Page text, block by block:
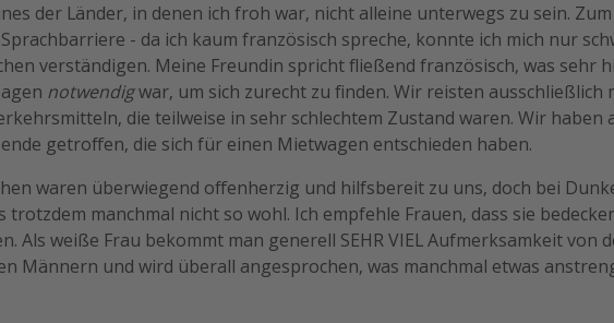
der Länder, in denen ich froh war, nicht alleine unterwegs zu sein.
- da ich kaum französisch spreche, konnte ich mich nur
verständigen. Meine Freundin spricht fließend französisch, was sehr
notwendigwar, um sich zurecht zu finden. Wir reisten ausschließlich
die teilweise in sehr schlechtem Zustand waren. Wir haben
getroffen, die sich für einen Mietwagen entschieden haben.
waren überwiegend offenherzig und hilfsbereit zu uns, doch bei
manchmal nicht so wohl. Ich empfehle Frauen, dass sie
Als weiße Frau bekommt man generell SEHR VIEL Aufmerksamkeit von
Männern und wird überall angesprochen, was manchmal etwas